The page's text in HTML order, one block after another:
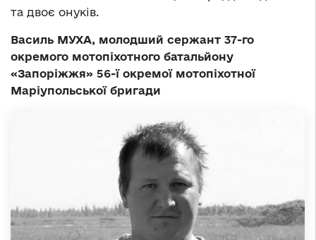
та двоє онуків.
Василь МУХА, молодший сержант 37-го
окремого мотопіхотного батальйону
«Запоріжжя» 56-ї окремої мотопіхотної
Маріупольської бригади